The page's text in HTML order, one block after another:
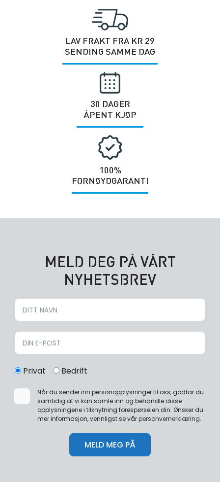
LAV FRAKT FRA KR 29
SENDING SAMME DAG
30 DAGER
ÅPENT KJØP
100%
FORNØYDGARANTI
MELD DEG PÅ VÅRT
NYHETSBREV
Privat Bedrift
Når du sender inn personopplysninger til oss, godtar du
samtidig at vi kan samle inn og behandle disse
opplysningene i tilknytning forespørselen din. Ønsker du
mer informasjon, vennligst se vårpersonvernerklæring.